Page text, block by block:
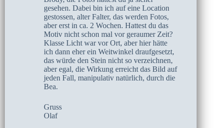
gesehen. Dabei bin ich auf eine Location
gestossen, alter Falter, das werden Fotos,
aber erst in ca. 2 Wochen. Hattest du das
Motiv nicht schon mal vor geraumer Zeit?
Klasse Licht war vor Ort, aber hier hätte
ich dann eher ein Weitwinkel draufgesetzt,
das würde den Stein nicht so verzeichnen,
aber egal, die Wirkung erreicht das Bild auf
jeden Fall, manipulativ natürlich, durch die
Bea.
Gruss
Olaf